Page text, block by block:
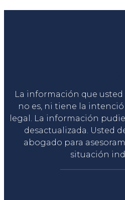
La información que
no es, ni tiene la
legal. La información
desactualizada. Usted
abogado para
situación